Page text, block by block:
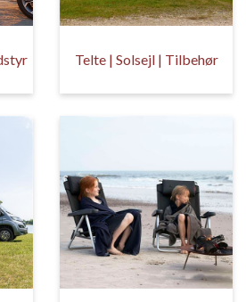
Telte | Solsejl | Tilbehør